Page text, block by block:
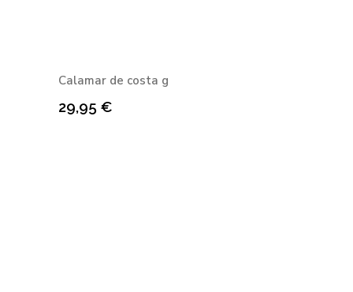
Calamar de costa g
29,95 €